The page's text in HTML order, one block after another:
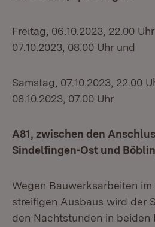
Freitag, 06.10.2023, 22.00
07.10.2023, 08.00 Uhr und
Samstag, 07.10.2023, 22.00
08.10.2023, 07.00 Uhr
A81, zwischen den
Sindelfingen-Ost und
Wegen Bauwerksarbeiten
streifigen Ausbaus wird der
den Nachtstunden in beiden